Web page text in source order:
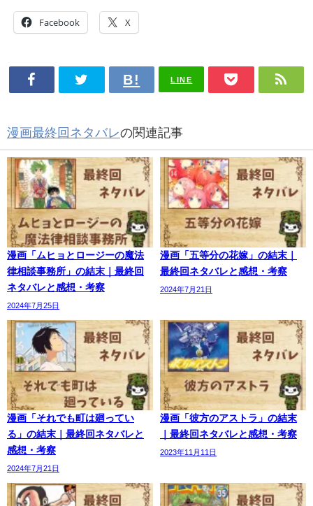
Facebook X
LINE
漫画最終回ネタバレの関連記事
漫画「ムヒョとロージーの魔法
律相談事務所」の結末｜最終回
ネタバレと感想・考察
2024年7月25日
漫画「五等分の花嫁」の結末｜
最終回ネタバレと感想・考察
2024年7月21日
漫画「それでも町は廻ってい
る」の結末｜最終回ネタバレと
感想・考察
2024年7月21日
漫画「彼方のアストラ」の結末
｜最終回ネタバレと感想・考察
2023年11月11日